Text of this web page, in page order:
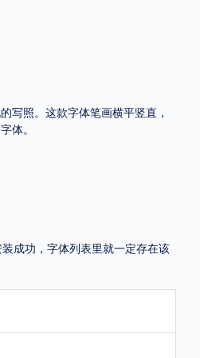
本 韩国 更多
写照。这款字体笔画横平竖直，
体。
成功，字体列表里就一定存在该